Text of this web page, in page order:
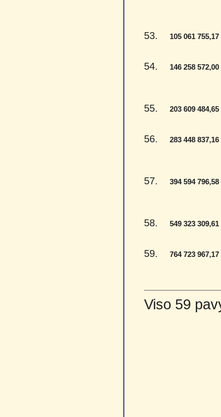
53. 105 061 755,17
54. 146 258 572,00
55. 203 609 484,65
56. 283 448 837,16
57. 394 594 796,58
58. 549 323 309,61
59. 764 723 967,17
Viso 59